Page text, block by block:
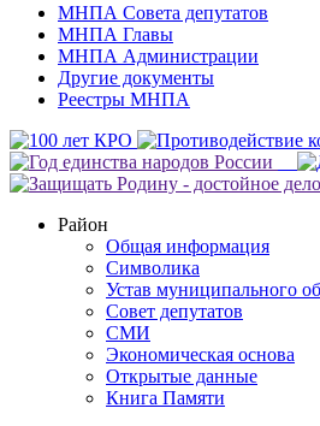
МНПА Совета депутатов
МНПА Главы
МНПА Администрации
Другие документы
Реестры МНПА
Район
Общая информация
Символика
Устав муниципального
Совет депутатов
СМИ
Экономическая основа
Открытые данные
Книга Памяти